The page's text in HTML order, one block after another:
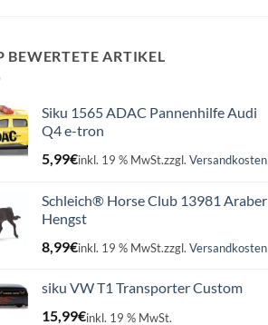
BEWERTETE ARTIKEL
Siku 1565 ADAC Pannenhilfe Audi
Q4 e-tron
5,99€inkl. 19 % MwSt.zzgl. Versandkosten
Schleich® Horse Club 13981 Araber
Hengst
8,99€inkl. 19 % MwSt.zzgl. Versandkosten
siku VW T1 Transporter Custom
15,99€inkl. 19 % MwSt.